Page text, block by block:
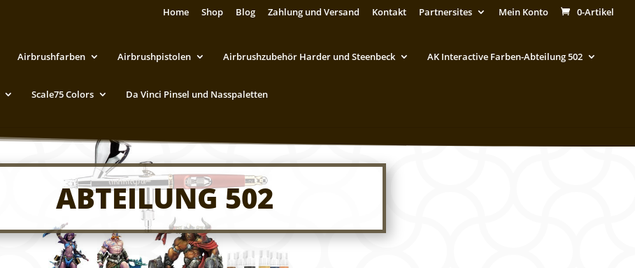
Home Shop Blog Zahlung und Versand Kontakt Partnersites Mein Konto 0-Artikel
Airbrushfarben Airbrushpistolen Airbrushzubehör Harder und Steenbeck AK Interactive Farben-Abteilung 502
Scale75 Colors Da Vinci Pinsel und Nasspaletten
ABTEILUNG 502